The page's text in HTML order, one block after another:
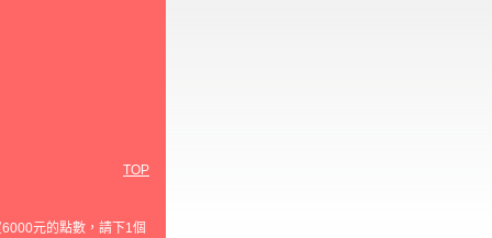
TOP
元的點數，請下1個